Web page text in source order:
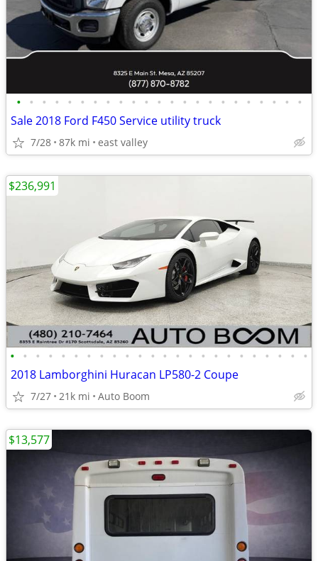
• • • • • • • • • • • • • • • • • • • • • • •
Sale 2018 Ford F450 Service utility truck
7/28 87k mi east valley
• • • • • • • • • • • • • • • • • • • • • • • •
2018 Lamborghini Huracan LP580-2 Coupe
7/27 21k mi Auto Boom
$236,991
$13,577